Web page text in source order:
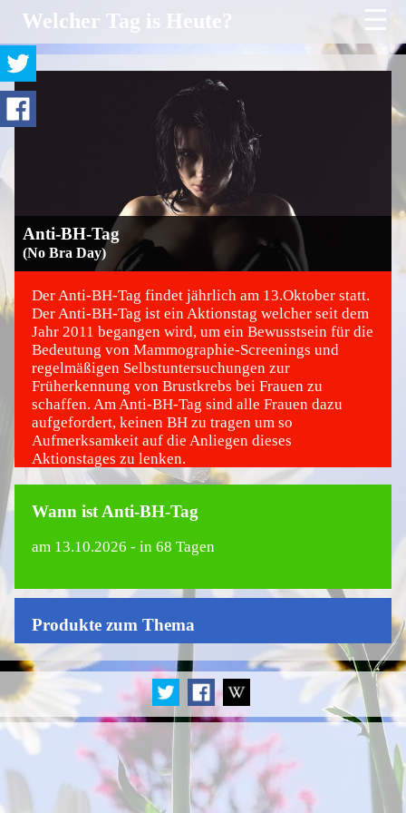
Welcher Tag is Heute? ☰
Anti-BH-Tag
(No Bra Day)
©
Der Anti-BH-Tag findet jährlich am 13.Oktober statt.
Der Anti-BH-Tag ist ein Aktionstag welcher seit dem
Jahr 2011 begangen wird, um ein Bewusstsein für die
Bedeutung von Mammographie-Screenings und
regelmäßigen Selbstuntersuchungen zur
Früherkennung von Brustkrebs bei Frauen zu
schaffen. Am Anti-BH-Tag sind alle Frauen dazu
aufgefordert, keinen BH zu tragen um so
Aufmerksamkeit auf die Anliegen dieses
Aktionstages zu lenken.
Wann ist Anti-BH-Tag
am 13.10.2026 - in 68 Tagen
Produkte zum Thema